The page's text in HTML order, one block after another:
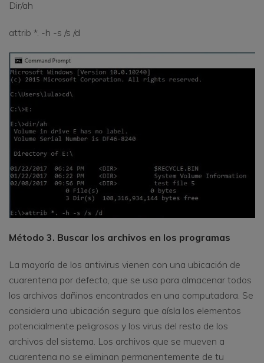
Dir/ah
attrib *. -h -s /s /d
Método 3. Buscar los archivos en los programas
La mayoría de los antivirus vienen con una ubicación de
cuarentena por defecto, que se usa para almacenar todos
los archivos dañinos encontrados en una computadora. Se
considera una ubicación segura que aísla los elementos
potencialmente peligrosos y los virus del resto de los
archivos del sistema. Los archivos que se mueven a
cuarentena no se eliminan permanentemente de tu